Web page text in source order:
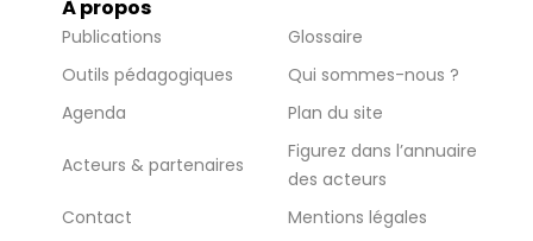
À propos
Publications
Glossaire
Outils pédagogiques
Qui sommes-nous ?
Agenda
Plan du site
Acteurs & partenaires
Figurez dans l’annuaire
des acteurs
Contact
Mentions légales